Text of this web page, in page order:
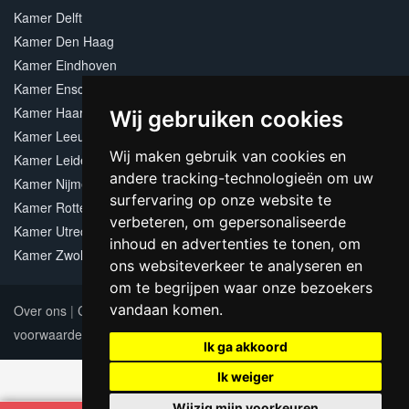
Wij gebruiken cookies
Wij maken gebruik van cookies en
andere tracking-technologieën om uw
surfervaring op onze website te
verbeteren, om gepersonaliseerde
inhoud en advertenties te tonen, om
ons websiteverkeer te analyseren en
om te begrijpen waar onze bezoekers
vandaan komen.
Ik ga akkoord
Ik weiger
Kamer Delft
Kamer Den Haag
Kamer Eindhoven
Kamer Enschede
Kamer Haarlem
Kamer Leeuwarden
Kamer Leiden
Kamer Nijmegen
Kamer Rotterdam
Kamer Utrecht
Kamer Zwolle
Over ons | Contact|Adverteren|Sitemap
voorwaarden
Update cookies preferences